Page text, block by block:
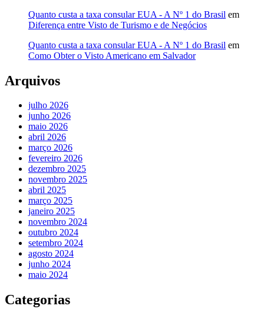
Quanto custa a taxa consular EUA - A Nº 1 do Brasil em
Diferença entre Visto de Turismo e de Negócios
Quanto custa a taxa consular EUA - A Nº 1 do Brasil em
Como Obter o Visto Americano em Salvador
Arquivos
julho 2026
junho 2026
maio 2026
abril 2026
março 2026
fevereiro 2026
dezembro 2025
novembro 2025
abril 2025
março 2025
janeiro 2025
novembro 2024
outubro 2024
setembro 2024
agosto 2024
junho 2024
maio 2024
Categorias